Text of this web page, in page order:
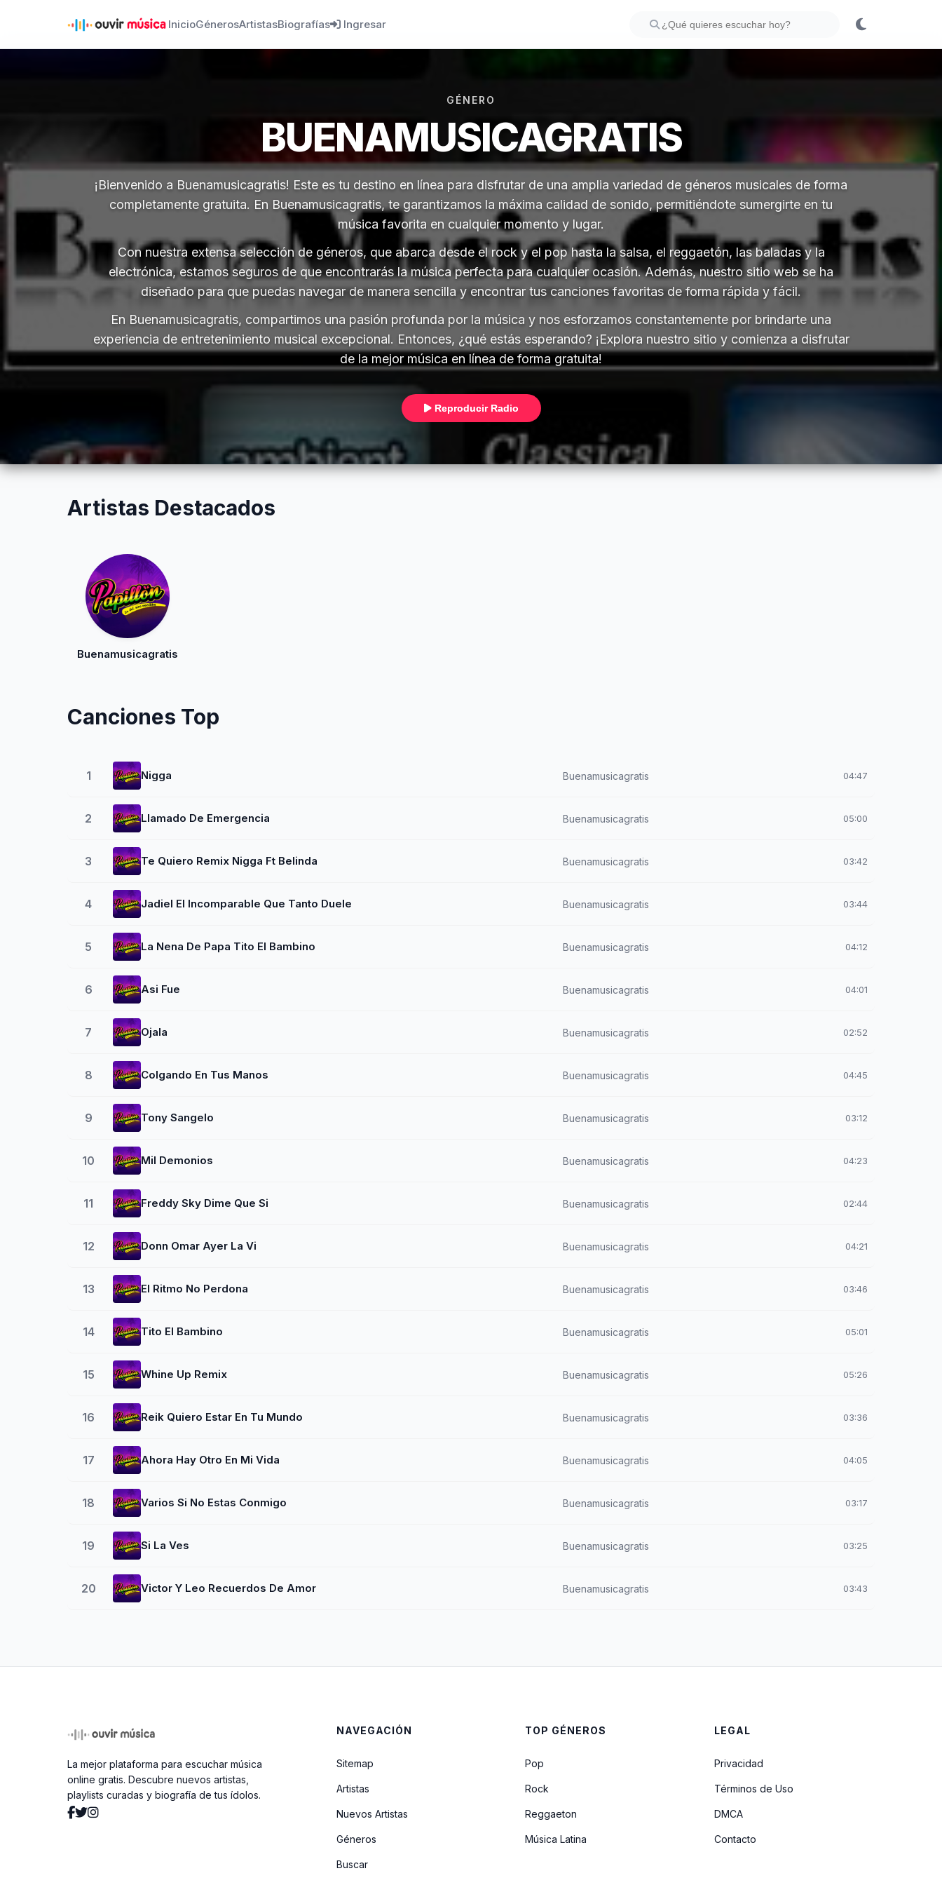
InicioGénerosArtistasBiografías Ingresar
GÉNERO
BUENAMUSICAGRATIS
¡Bienvenido a Buenamusicagratis! Este es tu destino en línea para disfrutar de una amplia variedad de géneros musicales de forma
completamente gratuita. En Buenamusicagratis, te garantizamos la máxima calidad de sonido, permitiéndote sumergirte en tu
música favorita en cualquier momento y lugar.
Con nuestra extensa selección de géneros, que abarca desde el rock y el pop hasta la salsa, el reggaetón, las baladas y la
electrónica, estamos seguros de que encontrarás la música perfecta para cualquier ocasión. Además, nuestro sitio web se ha
diseñado para que puedas navegar de manera sencilla y encontrar tus canciones favoritas de forma rápida y fácil.
En Buenamusicagratis, compartimos una pasión profunda por la música y nos esforzamos constantemente por brindarte una
experiencia de entretenimiento musical excepcional. Entonces, ¿qué estás esperando? ¡Explora nuestro sitio y comienza a disfrutar
de la mejor música en línea de forma gratuita!
Reproducir Radio
Artistas Destacados
Buenamusicagratis
Canciones Top
1 Nigga Buenamusicagratis 04:47
2 Llamado De Emergencia Buenamusicagratis 05:00
3 Te Quiero Remix Nigga Ft Belinda Buenamusicagratis 03:42
4 Jadiel El Incomparable Que Tanto Duele Buenamusicagratis 03:44
5 La Nena De Papa Tito El Bambino Buenamusicagratis 04:12
6 Asi Fue Buenamusicagratis 04:01
7 Ojala Buenamusicagratis 02:52
8 Colgando En Tus Manos Buenamusicagratis 04:45
9 Tony Sangelo Buenamusicagratis 03:12
10 Mil Demonios Buenamusicagratis 04:23
11 Freddy Sky Dime Que Si Buenamusicagratis 02:44
12 Donn Omar Ayer La Vi Buenamusicagratis 04:21
13 El Ritmo No Perdona Buenamusicagratis 03:46
14 Tito El Bambino Buenamusicagratis 05:01
15 Whine Up Remix Buenamusicagratis 05:26
16 Reik Quiero Estar En Tu Mundo Buenamusicagratis 03:36
17 Ahora Hay Otro En Mi Vida Buenamusicagratis 04:05
18 Varios Si No Estas Conmigo Buenamusicagratis 03:17
19 Si La Ves Buenamusicagratis 03:25
20 Victor Y Leo Recuerdos De Amor Buenamusicagratis 03:43
La mejor plataforma para escuchar música
online gratis. Descubre nuevos artistas,
playlists curadas y biografía de tus ídolos.
NAVEGACIÓN
Sitemap
Artistas
Nuevos Artistas
Géneros
Buscar
TOP GÉNEROS
Pop
Rock
Reggaeton
Música Latina
LEGAL
Privacidad
Términos de Uso
DMCA
Contacto